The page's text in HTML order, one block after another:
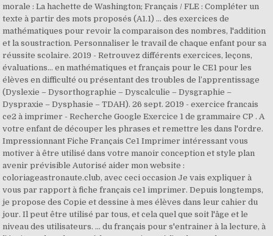
morale : La hachette de Washington; Français / FLE : Compléter un
texte à partir des mots proposés (A1.1) ... des exercices de
mathématiques pour revoir la comparaison des nombres, l'addition
et la soustraction. Personnaliser le travail de chaque enfant pour sa
réussite scolaire. 2019 - Retrouvez différents exercices, leçons,
évaluations… en mathématiques et français pour le CE1 pour les
élèves en difficulté ou présentant des troubles de l’apprentissage
(Dyslexie – Dysorthographie – Dyscalculie – Dysgraphie –
Dyspraxie – Dysphasie – TDAH). 26 sept. 2019 - exercice francais
ce2 à imprimer - Recherche Google Exercice 1 de grammaire CP . A
votre enfant de découper les phrases et remettre les dans l'ordre.
Impressionnant Fiche Français Ce1 Imprimer intéressant vous
motiver à être utilisé dans votre manoir conception et style plan
avenir prévisible Autorisé aider mon website :
coloriageastronaute.club, avec ceci occasion Je vais expliquer à
vous par rapport à fiche français ce1 imprimer. Depuis longtemps,
je propose des Copie et dessine à mes élèves dans leur cahier du
jour. Il peut être utilisé par tous, et cela quel que soit l'âge et le
niveau des utilisateurs. ... du français pour s'entrainer à la lecture, à